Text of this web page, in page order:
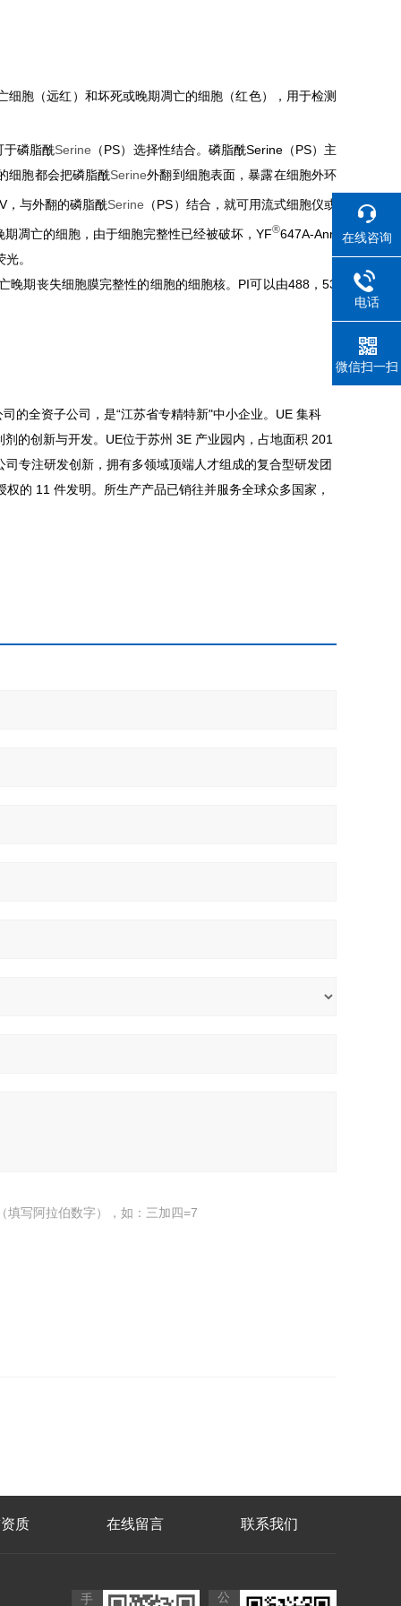
胞（远红）和坏死或晚期凋亡的细胞（红色），用于检测
于磷脂酰Serine （PS）选择性结合。磷脂酰Serine（PS）主
细胞都会把磷脂酰Serine外翻到细胞表面，暴露在细胞外环
，与外翻的磷脂酰Serine （PS）结合，就可用流式细胞仪或
凋亡的细胞，由于细胞完整性已经被破坏，YF®647A-Ann
。
期丧失细胞膜完整性的细胞的细胞核。PI可以由488，53
的全资子公司，是“江苏省专精特新"中小企业。UE 集科
的创新与开发。UE位于苏州 3E 产业园内，占地面积 201
专注研发创新，拥有多领域顶端人才组成的复合型研发团
的 11 件发明。所生产产品已销往并服务全球众多国家，
填写阿拉伯数字），如：三加四=7
质 在线留言 联系我们
手
公
在线咨询
电话
微信扫一扫